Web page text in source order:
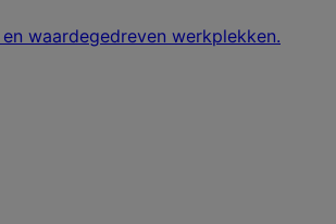
waardegedreven werkplekken.